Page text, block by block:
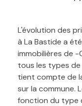
L'évolution des
à La Bastide a
immobilières de -
tous les types
tient compte de
sur la commune.
fonction du type